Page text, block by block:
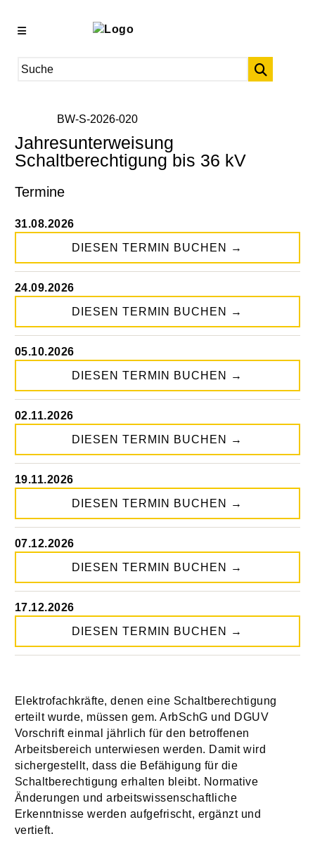
BW-S-2026-020
Jahresunterweisung
Schaltberechtigung bis 36 kV
Termine
31.08.2026
DIESEN TERMIN BUCHEN
→
24.09.2026
DIESEN TERMIN BUCHEN
→
05.10.2026
DIESEN TERMIN BUCHEN
→
02.11.2026
DIESEN TERMIN BUCHEN
→
19.11.2026
DIESEN TERMIN BUCHEN
→
07.12.2026
DIESEN TERMIN BUCHEN
→
17.12.2026
DIESEN TERMIN BUCHEN
→
Elektrofachkräfte, denen eine Schaltberechtigung
erteilt wurde, müssen gem. ArbSchG und DGUV
Vorschrift einmal jährlich für den betroffenen
Arbeitsbereich unterwiesen werden. Damit wird
sichergestellt, dass die Befähigung für die
Schaltberechtigung erhalten bleibt. Normative
Änderungen und arbeitswissenschaftliche
Erkenntnisse werden aufgefrischt, ergänzt und
vertieft.